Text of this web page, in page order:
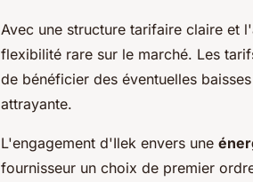
Avec une structure tarifaire claire et
flexibilité rare sur le marché. Les
de bénéficier des éventuelles
attrayante.
L'engagement d'Ilek envers une
fournisseur un choix de premier